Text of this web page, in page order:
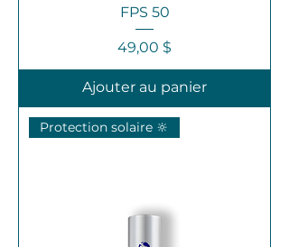
FPS 50
Prix
49,00 $
Ajouter au panier
Protection solaire 🔆